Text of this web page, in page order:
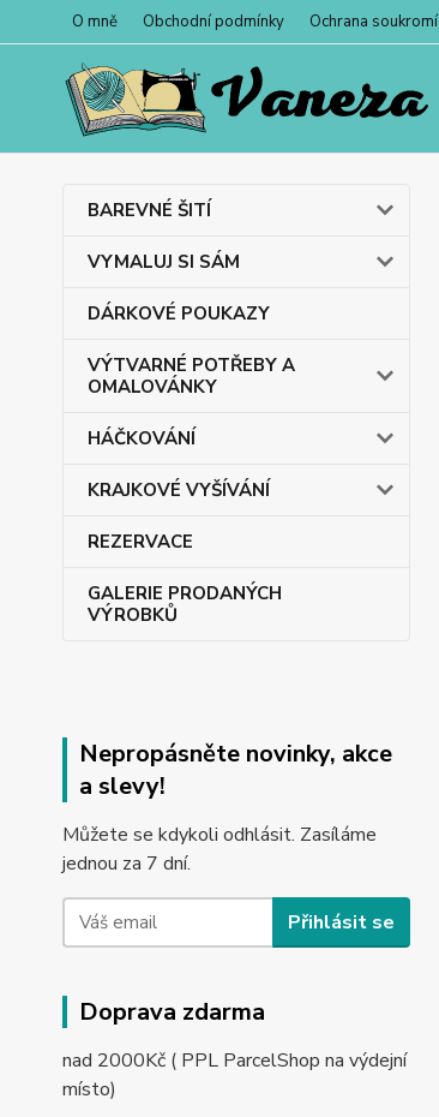
O mně Obchodní podmínky Ochrana soukromí
BAREVNÉ ŠITÍ
VYMALUJ SI SÁM
DÁRKOVÉ POUKAZY
VÝTVARNÉ POTŘEBY A
OMALOVÁNKY
HÁČKOVÁNÍ
KRAJKOVÉ VYŠÍVÁNÍ
REZERVACE
GALERIE PRODANÝCH
VÝROBKŮ
Nepropásněte novinky, akce
a slevy!
Můžete se kdykoli odhlásit. Zasíláme
jednou za 7 dní.
Přihlásit se
Doprava zdarma
nad 2000Kč ( PPL ParcelShop na výdejní
místo)